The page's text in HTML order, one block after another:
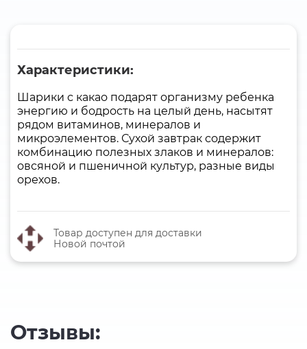
Характеристики:
Шарики с какао подарят организму ребенка
энергию и бодрость на целый день, насытят
рядом витаминов, минералов и
микроэлементов. Сухой завтрак содержит
комбинацию полезных злаков и минералов:
овсяной и пшеничной культур, разные виды
орехов.
Товар доступен для доставки
Новой почтой
Отзывы: